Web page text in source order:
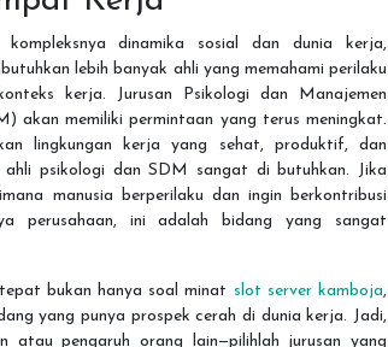
dinamika sosial dan dunia kerja,
lebih banyak ahli yang memahami perilaku
kerja. Jurusan Psikologi dan Manajemen
akan memiliki permintaan yang terus meningkat.
lingkungan kerja yang sehat, produktif, dan
psikologi dan SDM sangat di butuhkan. Jika
manusia berperilaku dan ingin berkontribusi
perusahaan, ini adalah bidang yang sangat
bukan hanya soal minat slot server kamboja,
yang punya prospek cerah di dunia kerja. Jadi,
atau pengaruh orang lain—pilihlah jurusan yang